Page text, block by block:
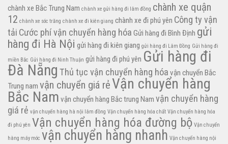
chành xe Bắc Trung Nam chành xe gửi hàng đi lâm đồng chành xe quận
12 chành xe sóc trăng chành xe đi kiên giang chành xe đi phú yên Công ty vận
tải Cước phí vận chuyển hàng hóa Gửi hàng đi Bình Định gửi
hàng đi Hà Nội gửi hàng đi kiên giang gửi hàng đi Lâm Đồng Gửi hàng đi
miền Bắc Gửi hàng đi Ninh Thuận gửi hàng đi phú yên Gửi hàng đi
Đà Nẵng Thủ tục vận chuyển hàng hóa vận chuyển Bắc
Trung nam vận chuyển giá rẻVận chuyển hàng
Bắc Nam vận chuyển hàng Bắc trung Nam vận chuyển hàng
giá rẻ vận chuyển hàng hà nội lâm đồng Vận chuyển hàng hóa chất Vận chuyển hàng hóa
đi phú yên Vận chuyển hàng hóa đường bộ Vận chuyển
hàng máy móc vận chuyển hàng nhanh Vận chuyển hàng nội